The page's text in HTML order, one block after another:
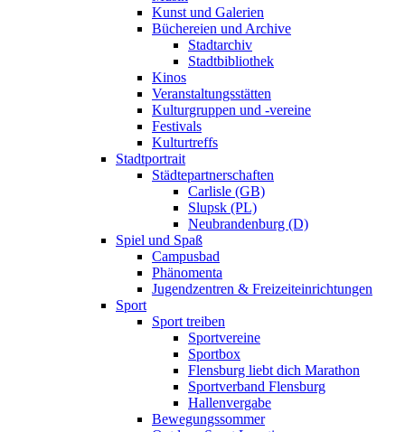
Kunst und Galerien
Büchereien und Archive
Stadtarchiv
Stadtbibliothek
Kinos
Veranstaltungsstätten
Kulturgruppen und -vereine
Festivals
Kulturtreffs
Stadtportrait
Städtepartnerschaften
Carlisle (GB)
Slupsk (PL)
Neubrandenburg (D)
Spiel und Spaß
Campusbad
Phänomenta
Jugendzentren & Freizeiteinrichtungen
Sport
Sport treiben
Sportvereine
Sportbox
Flensburg liebt dich Marathon
Sportverband Flensburg
Hallenvergabe
Bewegungssommer